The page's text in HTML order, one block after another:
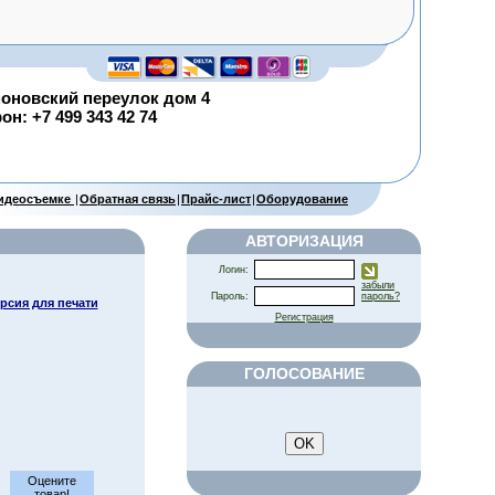
переулок дом 4
+7 499 343 42 74
|Обратная связь|Прайс-лист|Оборудование
для печати
Оцените
АВТОРИЗАЦИЯ
Логин:
Пароль:
забыли
пароль?
Регистрация
ГОЛОСОВАНИЕ